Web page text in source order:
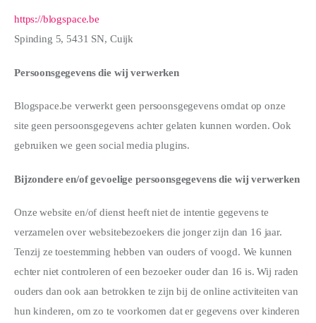
DIEREN
SPORT
https://blogspace.be
Spinding 5, 5431 SN, Cuijk
Persoonsgegevens die wij verwerken
Blogspace.be verwerkt geen persoonsgegevens omdat op onze
site geen persoonsgegevens achter gelaten kunnen worden. Ook
gebruiken we geen social media plugins.
Bijzondere en/of gevoelige persoonsgegevens die wij verwerken
Onze website en/of dienst heeft niet de intentie gegevens te
verzamelen over websitebezoekers die jonger zijn dan 16 jaar.
Tenzij ze toestemming hebben van ouders of voogd. We kunnen
echter niet controleren of een bezoeker ouder dan 16 is. Wij raden
ouders dan ook aan betrokken te zijn bij de online activiteiten van
hun kinderen, om zo te voorkomen dat er gegevens over kinderen